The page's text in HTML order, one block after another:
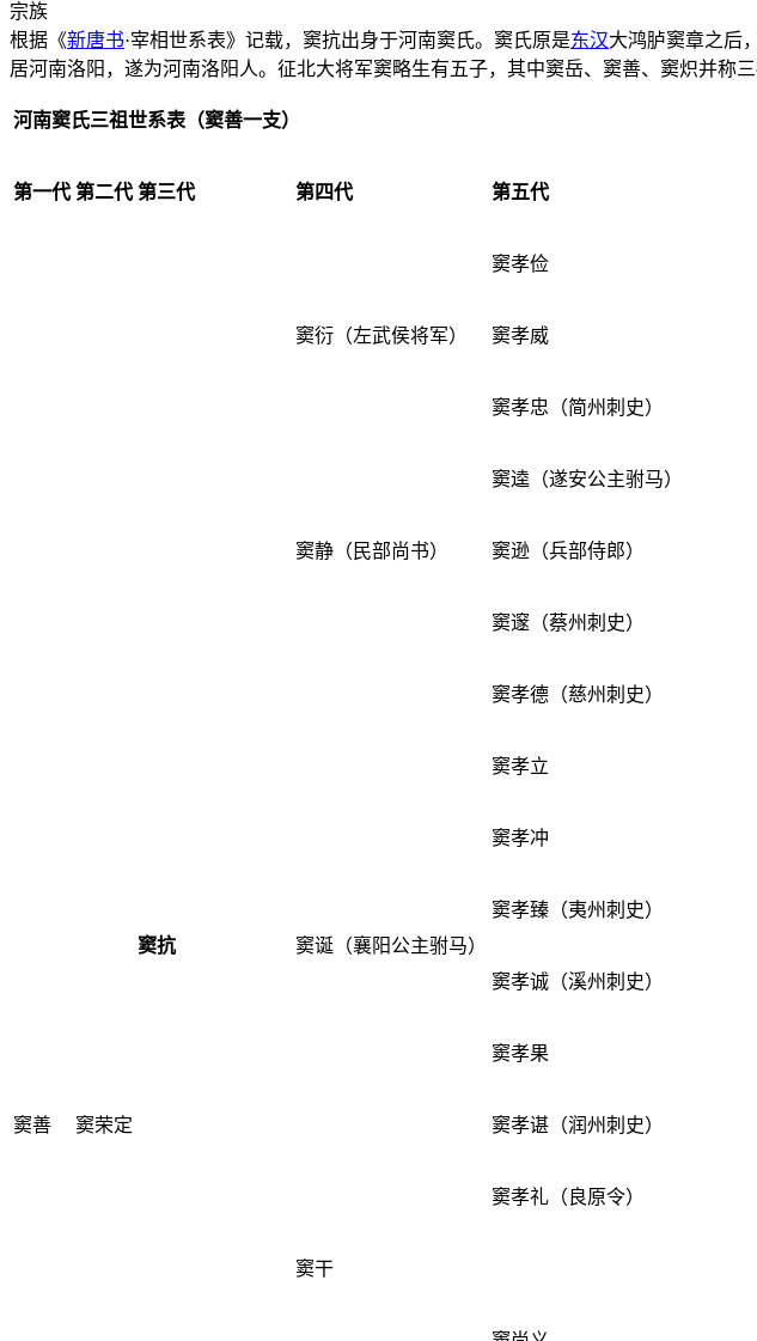
宗族
根据《新唐书·宰相世系表》记载，窦抗出身于河南窦氏。窦氏原是东汉大鸿胪窦章之后
居河南洛阳，遂为河南洛阳人。征北大将军窦略生有五子，其中窦岳、窦善、窦炽并称三
河南窦氏三祖世系表（窦善一支）
第一代 第二代 第三代 第四代 第五代
窦善 窦荣定
窦抗
窦衍（左武侯将军）
窦孝俭
窦孝威
窦孝忠（简州刺史）
窦静 （民部尚书）
窦逵 （遂安公主驸马）
窦逊（兵部侍郎）
窦邃（蔡州刺史）
窦诞 （襄阳公主驸马）
窦孝德（慈州刺史）
窦孝立
窦孝冲
窦孝臻（夷州刺史）
窦孝诚（溪州刺史）
窦孝果
窦孝谌 （润州刺史）
窦孝礼（良原令）
窦干